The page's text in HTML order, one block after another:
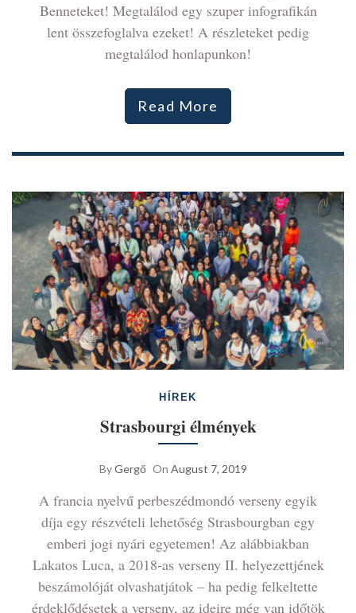
Benneteket! Megtalálod egy szuper infografikán
lent összefoglalva ezeket! A részleteket pedig
megtalálod honlapunkon!
Read More
HÍREK
Strasbourgi élmények
ByGergő On August 7, 2019
A francia nyelvű perbeszédmondó verseny egyik
díja egy részvételi lehetőség Strasbourgban egy
emberi jogi nyári egyetemen! Az alábbiakban
Lakatos Luca, a 2018-as verseny II. helyezettjének
beszámolóját olvashatjátok – ha pedig felkeltette
érdeklődésetek a verseny, az ideire még van időtök